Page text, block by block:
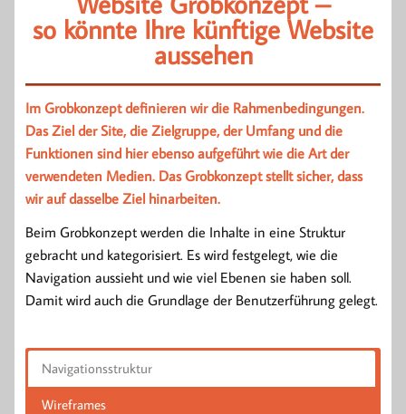
so könnte Ihre künftige Website
aussehen
Im Grobkonzept definieren wir die Rahmenbedingungen.
Das Ziel der Site, die Zielgruppe, der Umfang und die
Funktionen sind hier ebenso aufgeführt wie die Art der
verwendeten Medien. Das Grobkonzept stellt sicher, dass
wir auf dasselbe Ziel hinarbeiten.
Beim Grobkonzept werden die Inhalte in eine Struktur
gebracht und kategorisiert. Es wird festgelegt, wie die
Navigation aussieht und wie viel Ebenen sie haben soll.
Damit wird auch die Grundlage der Benutzerführung gelegt.
Navigationsstruktur
Wireframes